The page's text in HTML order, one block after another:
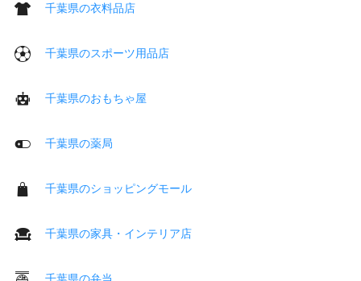
千葉県の衣料品店
千葉県のスポーツ用品店
千葉県のおもちゃ屋
千葉県の薬局
千葉県のショッピングモール
千葉県の家具・インテリア店
千葉県の弁当